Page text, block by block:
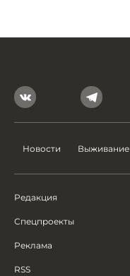
Новости Выживание
Редакция
Спецпроекты
Реклама
RSS